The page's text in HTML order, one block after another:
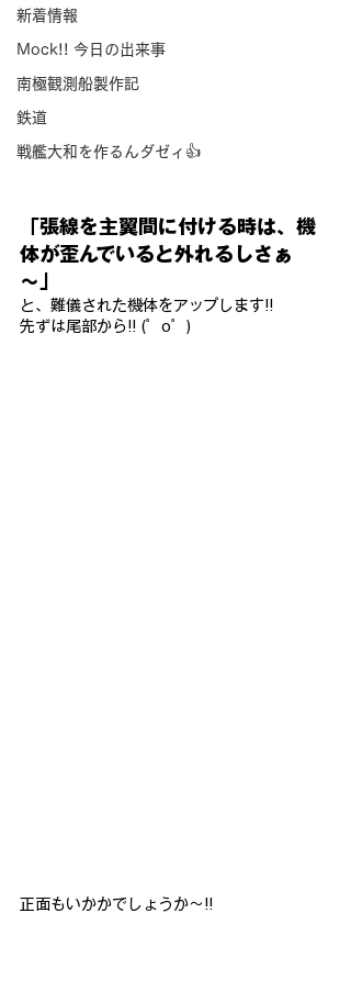
新着情報
Mock!! 今日の出来事
南極観測船製作記
鉄道
戦艦大和を作るんダゼィ👍
「張線を主翼間に付ける時は、機
体が歪んでいると外れるしさぁ
～」
と、難儀された機体をアップします!!
先ずは尾部から!! (゜o゜)
正面もいかかでしょうか～!!